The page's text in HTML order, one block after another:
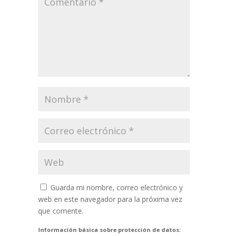
Guarda mi nombre, correo electrónico y
web en este navegador para la próxima vez
que comente.
Información básica sobre protección de datos: